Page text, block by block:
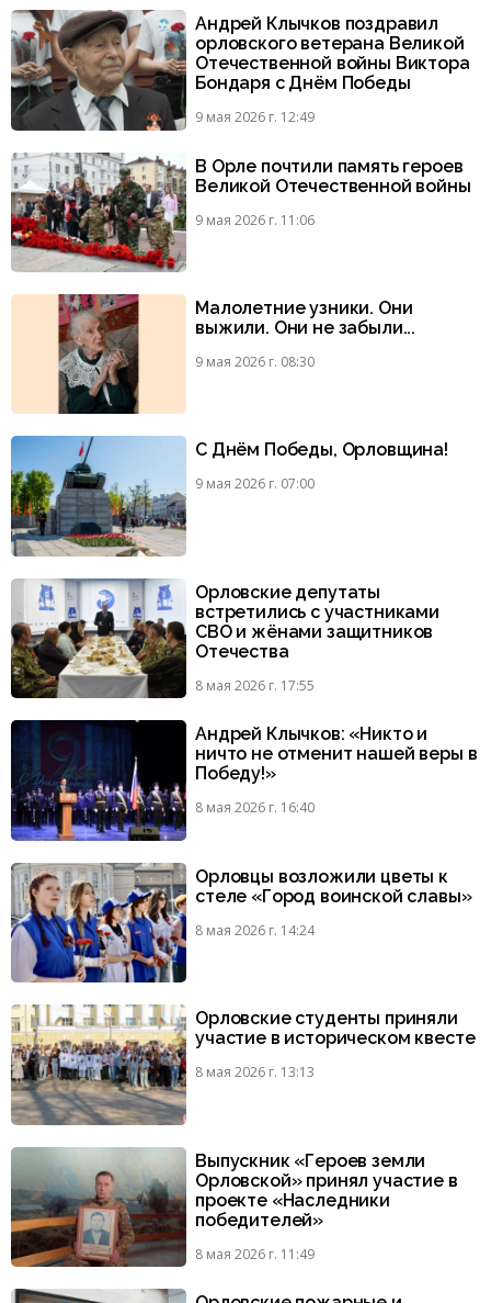
Андрей Клычков поздравил
орловского ветерана Великой
Отечественной войны Виктора
Бондаря с Днём Победы
9 мая 2026 г. 12:49
В Орле почтили память героев
Великой Отечественной войны
9 мая 2026 г. 11:06
Малолетние узники. Они
выжили. Они не забыли...
9 мая 2026 г. 08:30
С Днём Победы, Орловщина!
9 мая 2026 г. 07:00
Орловские депутаты
встретились с участниками
СВО и жёнами защитников
Отечества
8 мая 2026 г. 17:55
Андрей Клычков: «Никто и
ничто не отменит нашей веры в
Победу!»
8 мая 2026 г. 16:40
Орловцы возложили цветы к
стеле «Город воинской славы»
8 мая 2026 г. 14:24
Орловские студенты приняли
участие в историческом квесте
8 мая 2026 г. 13:13
Выпускник «Героев земли
Орловской» принял участие в
проекте «Наследники
победителей»
8 мая 2026 г. 11:49